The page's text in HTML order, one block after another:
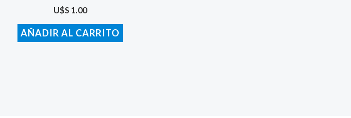
U$S 1.00
AÑADIR AL CARRITO